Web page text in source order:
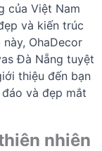
của Việt Nam
và kiến trúc
OhaDecor
Đà Nẵng tuyệt
thiệu đến bạn
và đẹp mắt
nhiên